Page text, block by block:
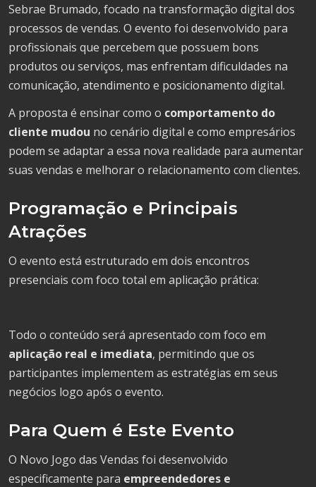
Sebrae Brumado, focado na transformação digital dos
processos de vendas. O evento foi desenvolvido para
profissionais que percebem que possuem bons
produtos ou serviços, mas enfrentam dificuldades na
comunicação, atendimento e posicionamento digital.
A proposta é ensinar como o comportamento do
cliente mudou no cenário digital e como empresários
podem se adaptar a essa nova realidade para aumentar
suas vendas e melhorar o relacionamento com clientes.
Programação e Principais
Atrações
O evento está estruturado em dois encontros
presenciais com foco total em aplicação prática:
Todo o conteúdo será apresentado com foco em
aplicação real e imediata, permitindo que os
participantes implementem as estratégias em seus
negócios logo após o evento.
Para Quem é Este Evento
O Novo Jogo das Vendas foi desenvolvido
especificamente para empreendedores e